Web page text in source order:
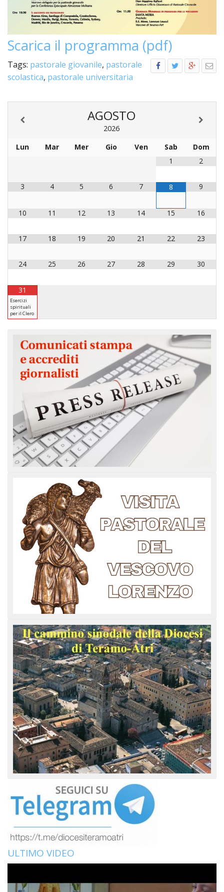
Scarica il programma (pdf)
Tags: pastorale giovanile, pastorale
scolastica, pastorale universitaria
AGOSTO
2026
Lun
Mar Mer Gio Ven Sab
Dom
1
2
3 4 5 6 7 8 9
10 11 12 13 14 15 16
17 18 19 20 21 22 23
24 25 26 27 28 29 30
31
Esercizi
spirituali
per il Clero
ULTIMO VIDEO